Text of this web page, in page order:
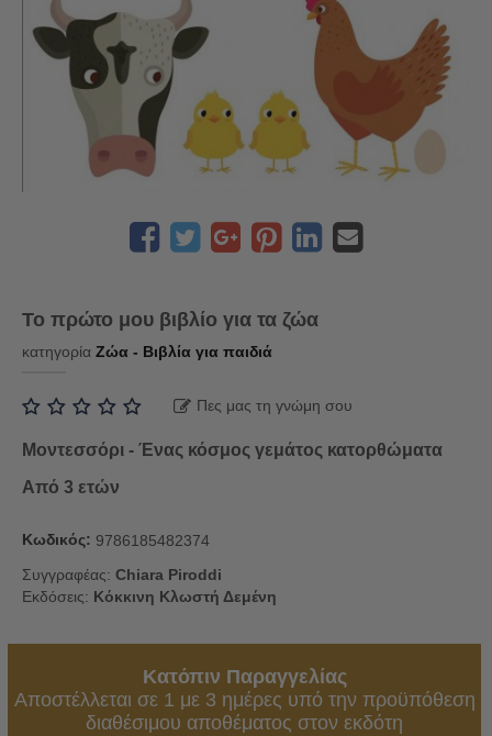
Το πρώτο μου βιβλίο για τα ζώα
κατηγορία Ζώα - Βιβλία για παιδιά
Πες μας τη γνώμη σου
Μοντεσσόρι - Ένας κόσμος γεμάτος κατορθώματα
Από 3 ετών
Κωδικός: 9786185482374
Συγγραφέας: Chiara Piroddi
Εκδόσεις: Κόκκινη Κλωστή Δεμένη
Κατόπιν Παραγγελίας
Αποστέλλεται σε 1 με 3 ημέρες υπό την προϋπόθεση
διαθέσιμου αποθέματος στον εκδότη